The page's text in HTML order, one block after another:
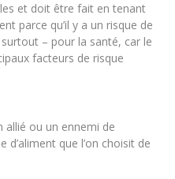
et doit être fait en tenant
parce qu’il y a un risque de
– pour la santé, car le
facteurs de risque
allié ou un ennemi de
d’aliment que l’on choisit de